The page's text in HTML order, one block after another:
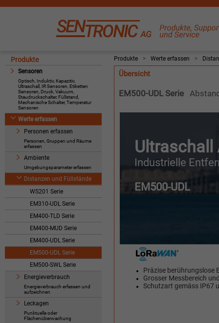
Produkte
Sensoren
Optisch, Induktiv, Kapazitiv,
Ultraschall, IR Sensoren, Etiketten
Sensoren, Druck, Vakuum,
Staudruckschalter, Füllstand,
Mechanische Schalter, Temperatur
Sensoren
Werte erfassen
Personen erfassen
Personen, Gruppen und Räume
erfassen
Ambiente
Umgebungsparameter erfassen
Distanzen und Füllstände
WS201 Serie
EM310-UDL Serie
EM400-TLD Serie
EM400-MUD Serie
EM400-UDL Serie
EM500-UDL Serie
EM500-SWL Serie
Energieverbrauch
Energieverbrauch erfassen und
aufzeichnen
Leckagen
Punktuelle oder
Flächenüberwachung
Produkte > Werte erfassen >
Übersicht
EM500-UDL Serie
Industrielle
EM500-UDL
Präzise berührungslose
Grosser Messbereich
Schutzart gemäss IP67